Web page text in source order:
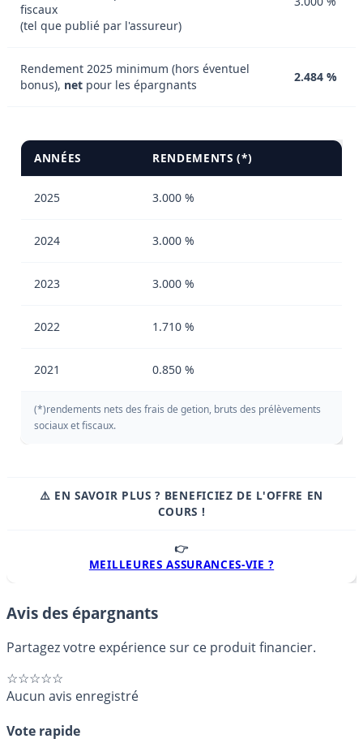
fiscaux
(tel que publié par l'assureur)
Rendement 2025 minimum (hors éventuel
bonus), net pour les épargnants
2.484 %
ANNÉES RENDEMENTS (*)
2025 3.000 %
2024 3.000 %
2023 3.000 %
2022 1.710 %
2021 0.850 %
(*)rendements nets des frais de getion, bruts des prélèvements
sociaux et fiscaux.
⚠️ EN SAVOIR PLUS ? BENEFICIEZ DE L'OFFRE EN
COURS !
👉
MEILLEURES ASSURANCES-VIE ?
Avis des épargnants
Partagez votre expérience sur ce produit financier.
☆☆☆☆☆
Aucun avis enregistré
Vote rapide